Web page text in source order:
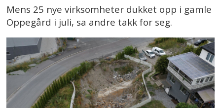
Mens 25 nye virksomheter dukket opp i gamle
Oppegård i juli, sa andre takk for seg.